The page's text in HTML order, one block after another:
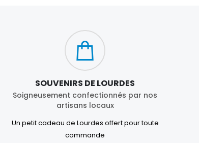
SOUVENIRS DE LOURDES
Soigneusement confectionnés par nos
artisans locaux
Un petit cadeau de Lourdes offert pour toute
commande